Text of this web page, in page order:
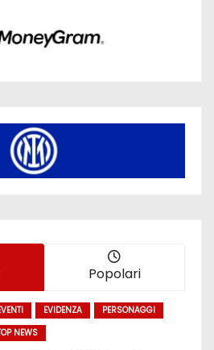
Popolari
EVIDENZA
PERSONAGGI
NEWS